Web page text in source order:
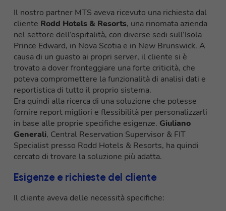
Il nostro partner MTS aveva ricevuto una richiesta dal
cliente Rodd Hotels & Resorts, una rinomata azienda
nel settore dell’ospitalità, con diverse sedi sull’Isola
Prince Edward, in Nova Scotia e in New Brunswick. A
causa di un guasto ai propri server, il cliente si è
trovato a dover fronteggiare una forte criticità, che
poteva compromettere la funzionalità di analisi dati e
reportistica di tutto il proprio sistema.
Era quindi alla ricerca di una soluzione che potesse
fornire report migliori e flessibilità per personalizzarli
in base alle proprie specifiche esigenze. Giuliano
Generali, Central Reservation Supervisor & FIT
Specialist presso Rodd Hotels & Resorts, ha quindi
cercato di trovare la soluzione più adatta.
Esigenze e richieste del cliente
Il cliente aveva delle necessità specifiche: